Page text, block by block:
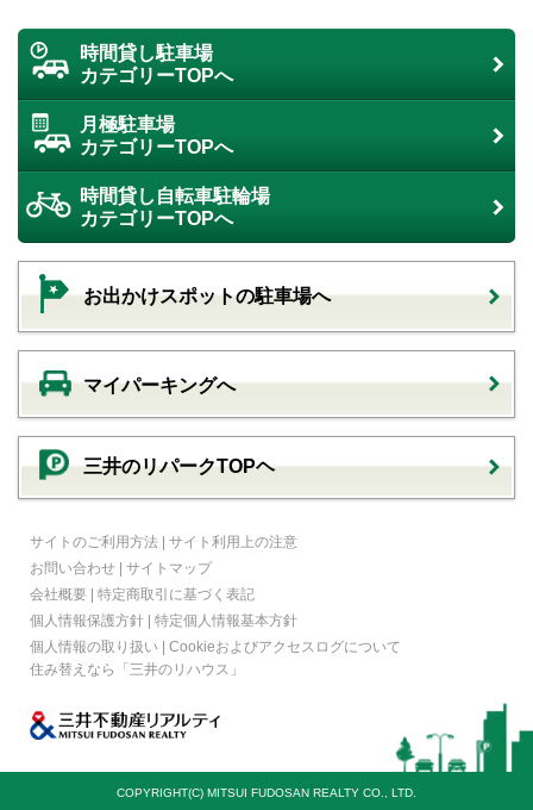
時間貸し駐車場
カテゴリーTOPへ
月極駐車場
カテゴリーTOPへ
時間貸し自転車駐輪場
カテゴリーTOPへ
お出かけスポットの駐車場へ
マイパーキングへ
三井のリパークTOPヘ
サイトのご利用方法 | サイト利用上の注意
お問い合わせ | サイトマップ
会社概要 | 特定商取引に基づく表記
個人情報保護方針 | 特定個人情報基本方針
個人情報の取り扱い | Cookieおよびアクセスログについて
住み替えなら
「三井のリハウス」
COPYRIGHT(C) MITSUI FUDOSAN REALTY CO., LTD.